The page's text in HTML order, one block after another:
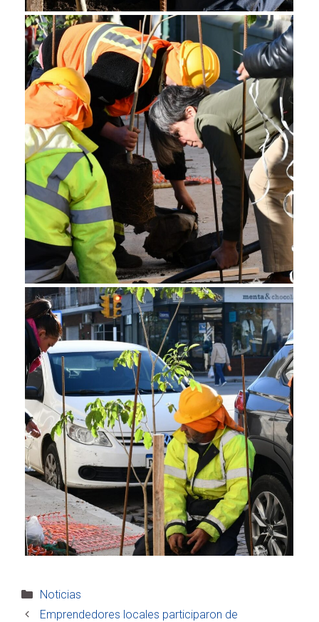
Categorías
Noticias
Emprendedores locales participaron de